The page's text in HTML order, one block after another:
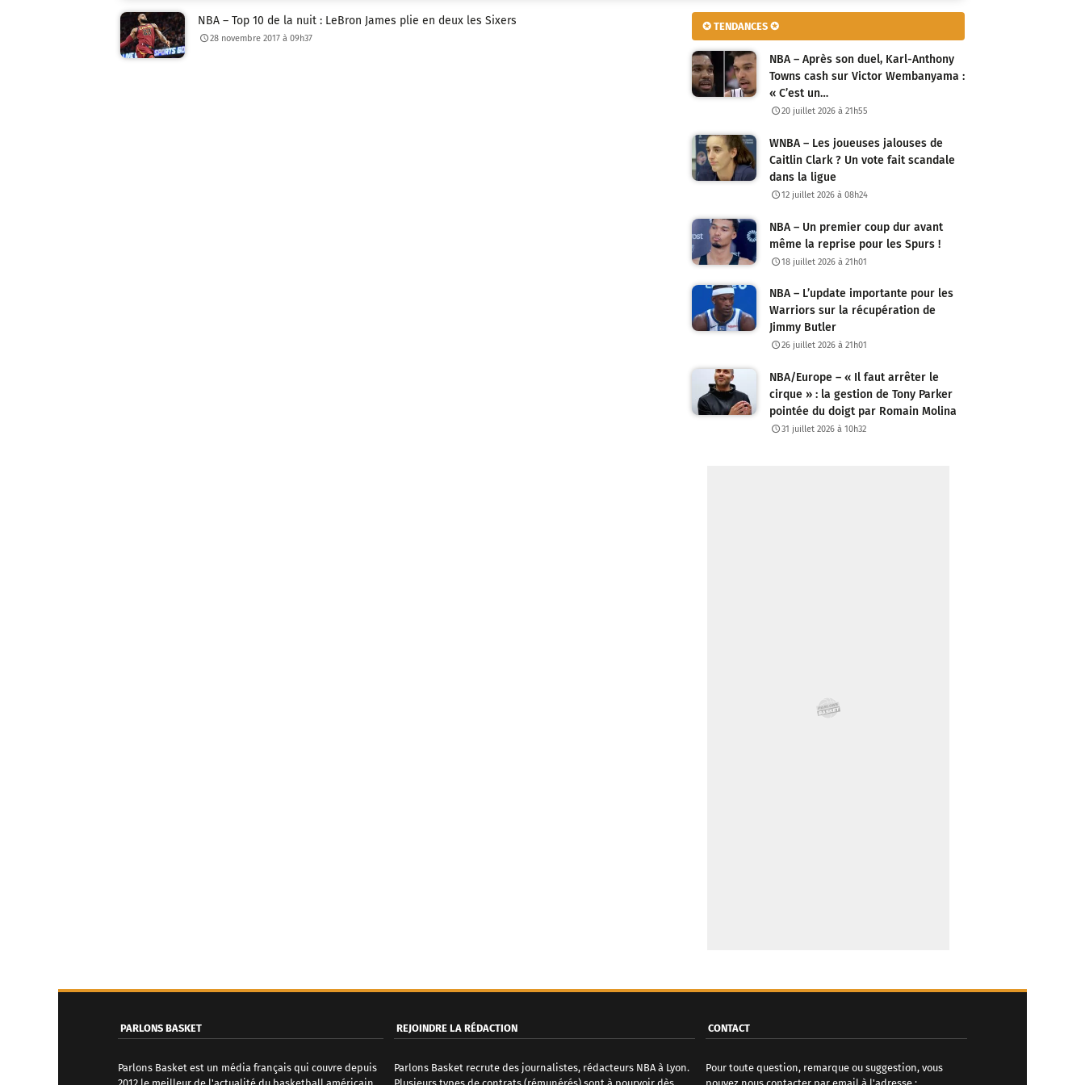
NBA – Top 10 de la nuit : LeBron James plie en deux les Sixers
28 novembre 2017 à 09h37
✪ TENDANCES ✪
NBA – Après son duel, Karl-Anthony
Towns cash sur Victor Wembanyama :
« C’est un…
20 juillet 2026 à 21h55
WNBA – Les joueuses jalouses de
Caitlin Clark ? Un vote fait scandale
dans la ligue
12 juillet 2026 à 08h24
NBA – Un premier coup dur avant
même la reprise pour les Spurs !
18 juillet 2026 à 21h01
NBA – L’update importante pour les
Warriors sur la récupération de
Jimmy Butler
26 juillet 2026 à 21h01
NBA/Europe – « Il faut arrêter le
cirque » : la gestion de Tony Parker
pointée du doigt par Romain Molina
31 juillet 2026 à 10h32
PARLONS BASKET
Parlons Basket est un média français qui couvre depuis
REJOINDRE LA RÉDACTION
Parlons Basket recrute des journalistes, rédacteurs NBA à Lyon.
CONTACT
Pour toute question, remarque ou suggestion, vous